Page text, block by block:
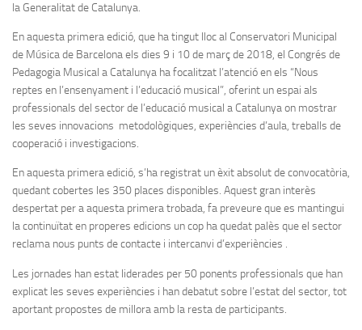
la Generalitat de Catalunya.
En aquesta primera edició, que ha tingut lloc al Conservatori Municipal
de Música de Barcelona els dies 9 i 10 de març de 2018, el Congrés de
Pedagogia Musical a Catalunya ha focalitzat l’atenció en els “Nous
reptes en l’ensenyament i l’educació musical”, oferint un espai als
professionals del sector de l’educació musical a Catalunya on mostrar
les seves innovacions metodològiques, experiències d’aula, treballs de
cooperació i investigacions.
En aquesta primera edició, s’ha registrat un èxit absolut de convocatòria,
quedant cobertes les 350 places disponibles. Aquest gran interès
despertat per a aquesta primera trobada, fa preveure que es mantingui
la continuïtat en properes edicions un cop ha quedat palès que el sector
reclama nous punts de contacte i intercanvi d’experiències .
Les jornades han estat liderades per 50 ponents professionals que han
explicat les seves experiències i han debatut sobre l’estat del sector, tot
aportant propostes de millora amb la resta de participants.